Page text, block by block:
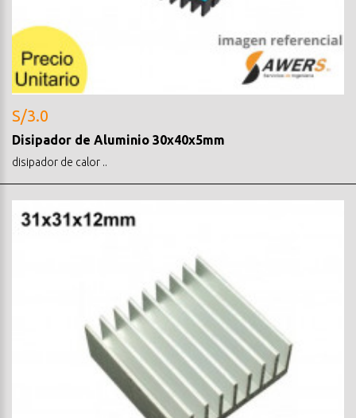
S/3.0
Disipador de Aluminio 30x40x5mm
disipador de calor ..